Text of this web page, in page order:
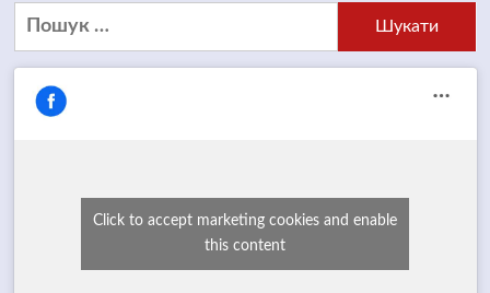
Пошук:
Click to accept marketing cookies and enable
this content